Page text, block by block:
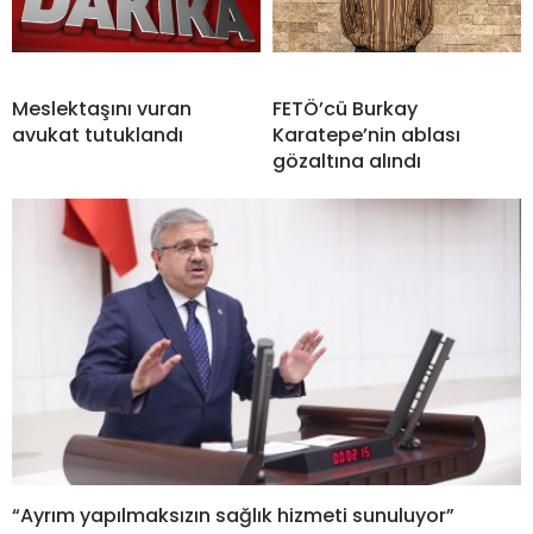
Meslektaşını vuran
avukat tutuklandı
FETÖ’cü Burkay
Karatepe’nin ablası
gözaltına alındı
“Ayrım yapılmaksızın sağlık hizmeti sunuluyor”